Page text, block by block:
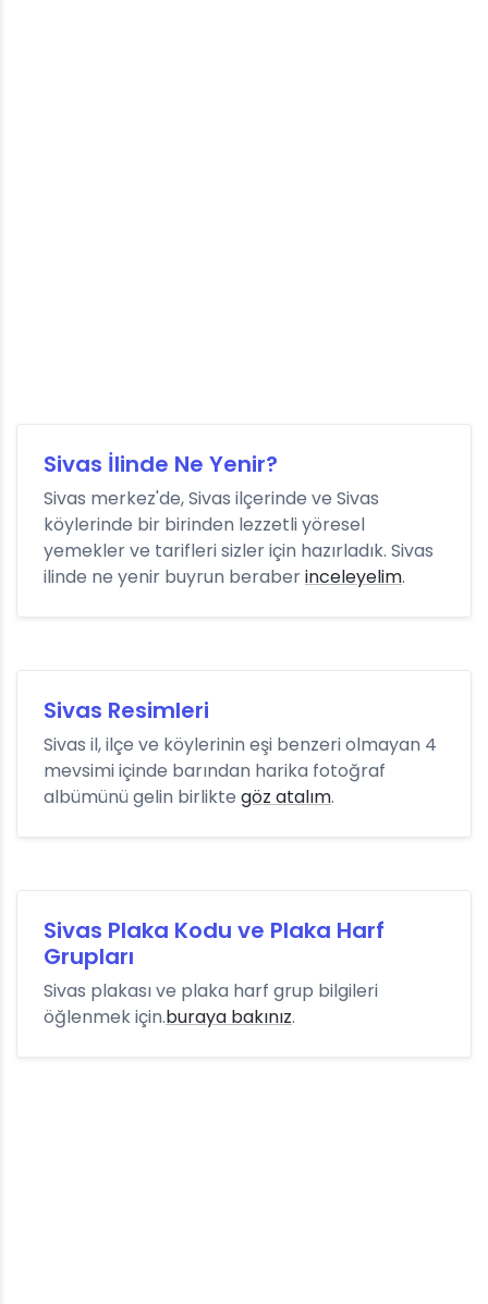
Sivas İlinde Ne Yenir?
Sivas merkez'de, Sivas ilçerinde ve Sivas
köylerinde bir birinden lezzetli yöresel
yemekler ve tarifleri sizler için hazırladık. Sivas
ilinde ne yenir buyrun beraberinceleyelim.
Sivas Resimleri
Sivas il, ilçe ve köylerinin eşi benzeri olmayan 4
mevsimi içinde barından harika fotoğraf
albümünü gelin birlikte göz atalım.
Sivas Plaka Kodu ve Plaka Harf
Grupları
Sivas plakası ve plaka harf grup bilgileri
öğlenmek için.buraya bakınız.